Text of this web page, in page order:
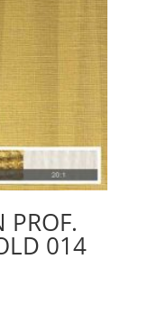
PROF.
014